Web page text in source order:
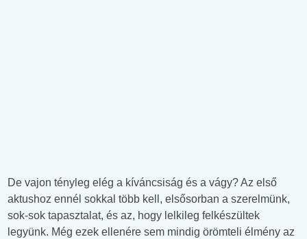
De vajon tényleg elég a kíváncsiság és a vágy? Az első
aktushoz ennél sokkal több kell, elsősorban a szerelmünk,
sok-sok tapasztalat, és az, hogy lelkileg felkészültek
legyünk. Még ezek ellenére sem mindig örömteli élmény az